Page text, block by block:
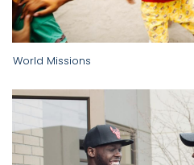
World Missions